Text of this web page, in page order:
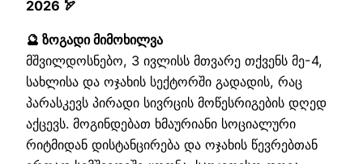
2026 🏹
🔮 ზოგადი მიმოხილვა
მშვილდოსნებო, 3 ივლისს მთვარე თქვენს მე-4,
სახლისა და ოჯახის სექტორში გადადის, რაც
პარასკევს პირადი სივრცის მოწესრიგების დღედ
აქცევს. მოგინდებათ ხმაურიანი სოციალური
რიტმიდან დისტანცირება და ოჯახის წევრებთან